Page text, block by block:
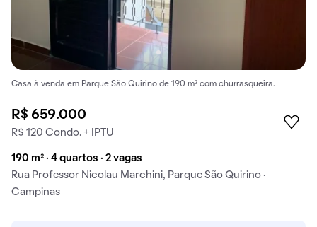
Casa à venda em Parque São Quirino de 190 m² com churrasqueira.
R$ 659.000
R$ 120 Condo. + IPTU
190 m² · 4 quartos · 2 vagas
Rua Professor Nicolau Marchini, Parque São Quirino ·
Campinas